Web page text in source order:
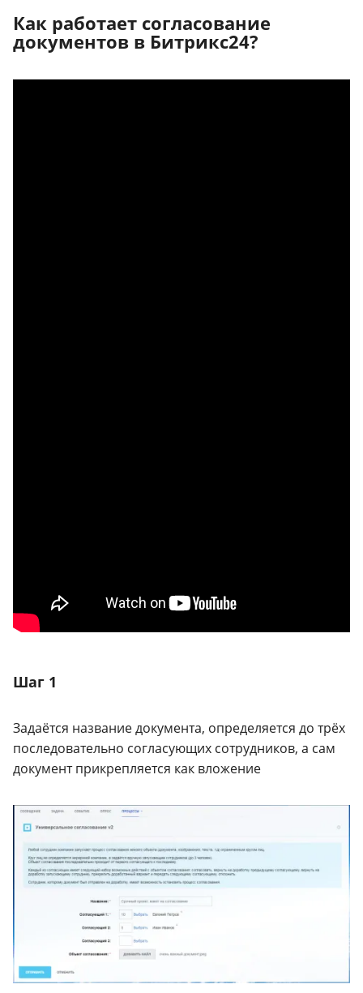
Как работает согласование
документов в Битрикс24?
Шаг 1
Задаётся название документа, определяется до трёх
последовательно согласующих сотрудников, а сам
документ прикрепляется как вложение